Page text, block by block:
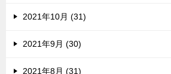
2021年10月 (31)
2021年9月 (30)
2021年8月 (31)